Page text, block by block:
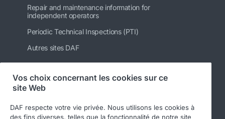
Repair and maintenance information for
independent operators
Periodic Technical Inspections (PTI)
Autres sites DAF
Suivez-nous
Vos choix concernant les cookies sur ce
site Web
DAF respecte votre vie privée. Nous utilisons les cookies à
des fins diverses, telles que la fonctionnalité de notre site